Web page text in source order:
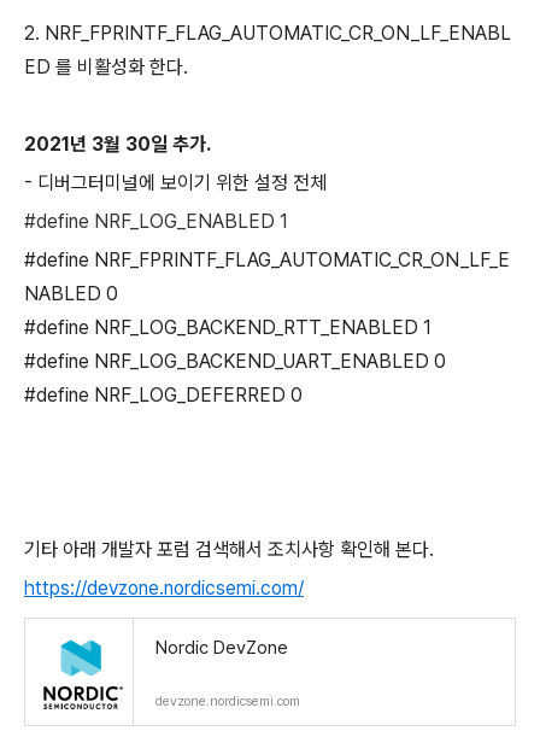
2. NRF_FPRINTF_FLAG_AUTOMATIC_CR_ON_LF_ENABL
ED 를 비활성화 한다.
2021년 3월 30일 추가.
- 디버그터미널에 보이기 위한 설정 전체
#define NRF_LOG_ENABLED 1
#define NRF_FPRINTF_FLAG_AUTOMATIC_CR_ON_LF_E
NABLED 0
#define NRF_LOG_BACKEND_RTT_ENABLED 1
#define NRF_LOG_BACKEND_UART_ENABLED 0
#define NRF_LOG_DEFERRED 0
기타 아래 개발자 포럼 검색해서 조치사항 확인해 본다.
https://devzone.nordicsemi.com/
Nordic DevZone
devzone.nordicsemi.com